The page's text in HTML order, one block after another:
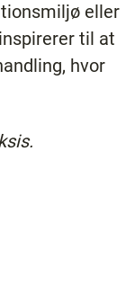
eller
til at
hvor